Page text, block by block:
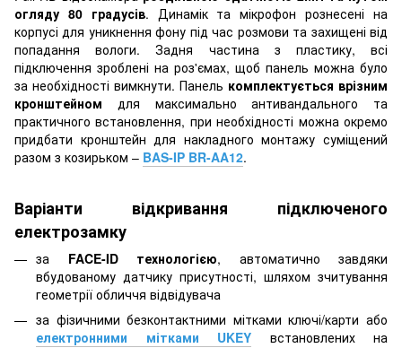
огляду 80 градусів. Динамік та мікрофон рознесені на
корпусі для уникнення фону під час розмови та захищені від
попадання вологи. Задня частина з пластику, всі
підключення зроблені на роз'ємах, щоб панель можна було
за необхідності вимкнути. Панель комплектується врізним
кронштейном для максимально антивандального та
практичного встановлення, при необхідності можна окремо
придбати кронштейн для накладного монтажу суміщений
разом з козирьком – BAS-IP BR-AA12.
Варіанти відкривання підключеного
електрозамку
за FACE-ID технологією, автоматично завдяки
вбудованому датчику присутності, шляхом зчитування
геометрії обличчя відвідувача
за фізичними безконтактними мітками ключі/карти або
електронними мітками UKEY встановлених на